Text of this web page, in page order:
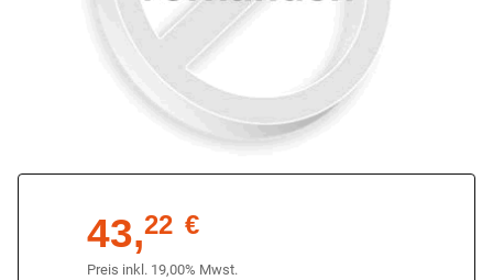
43,22 €
Preis inkl. 19,00% Mwst.